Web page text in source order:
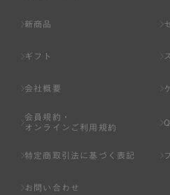
新商品
ギフト
会社概要
会員規約・
オンラインご利用規約
特定商取引法に基づく表記
お問い合わせ